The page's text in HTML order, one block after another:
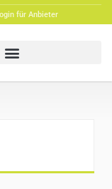
für Anbieter